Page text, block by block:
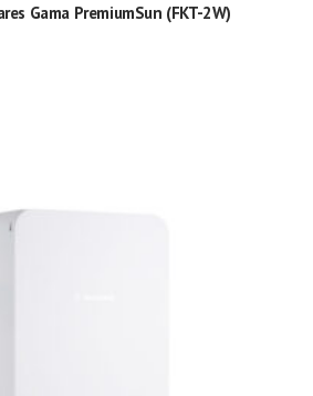
Gama PremiumSun (FKT-2W)